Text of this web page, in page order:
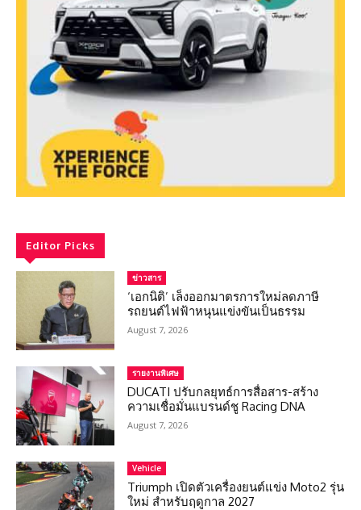
Editor Picks
ข่าวสาร
‘เอกนิติ’ เล็งออกมาตรการใหม่ลดภาษี
รถยนต์ไฟฟ้าหนุนแข่งขันเป็นธรรม
August 7, 2026
รายงานพิเศษ
DUCATI ปรับกลยุทธ์การสื่อสาร-สร้าง
ความเชื่อมั่นแบรนด์ชู Racing DNA
August 7, 2026
Vehicle
Triumph เปิดตัวเครื่องยนต์แข่ง Moto2 รุ่น
ใหม่ สำหรับฤดูกาล 2027